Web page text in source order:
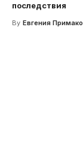
последствия
By Евгения